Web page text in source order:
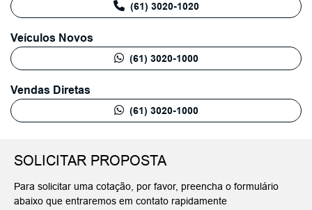
SOLICITAR PROPOSTA
Para solicitar uma cotação, por favor, preencha o formulário
abaixo que entraremos em contato rapidamente
(61) 3020-1020
Veículos Novos
(61) 3020-1000
Vendas Diretas
(61) 3020-1000